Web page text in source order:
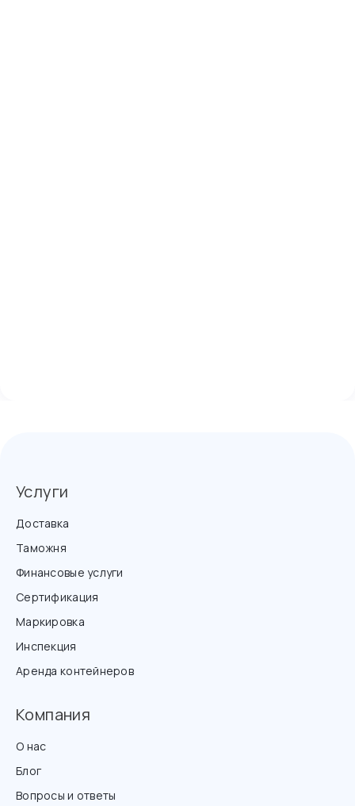
Услуги
Доставка
Таможня
Финансовые услуги
Сертификация
Маркировка
Инспекция
Аренда контейнеров
Компания
О нас
Блог
Вопросы и ответы